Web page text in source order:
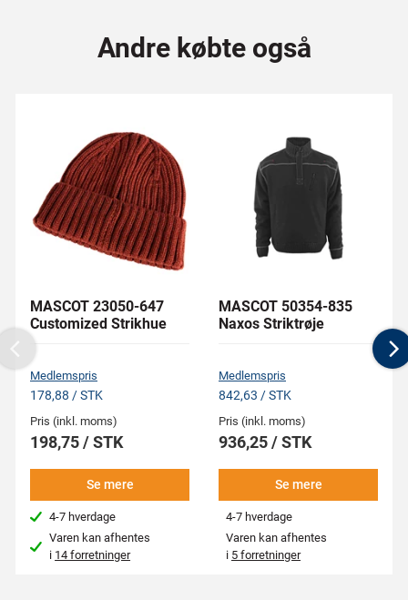
Andre købte også
MASCOT 23050-647
Customized Strikhue
Medlemspris
178,88 / STK
Pris (inkl. moms)
198,75 / STK
Se mere
4-7 hverdage
Varen kan afhentes
i 14 forretninger
MASCOT 50354-835
Naxos Striktrøje
Medlemspris
842,63 / STK
Pris (inkl. moms)
936,25 / STK
Se mere
4-7 hverdage
Varen kan afhentes
i5 forretninger
Previous